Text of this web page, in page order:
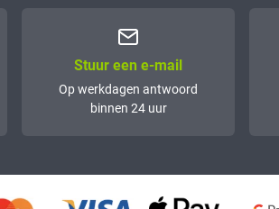
Stuur een e-mail
Op werkdagen antwoord
binnen 24 uur